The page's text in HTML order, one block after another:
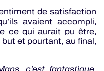
de satisfaction
avaient accompli,
ce qui aurait pu être,
et pourtant, au final,
c’est fantastique,